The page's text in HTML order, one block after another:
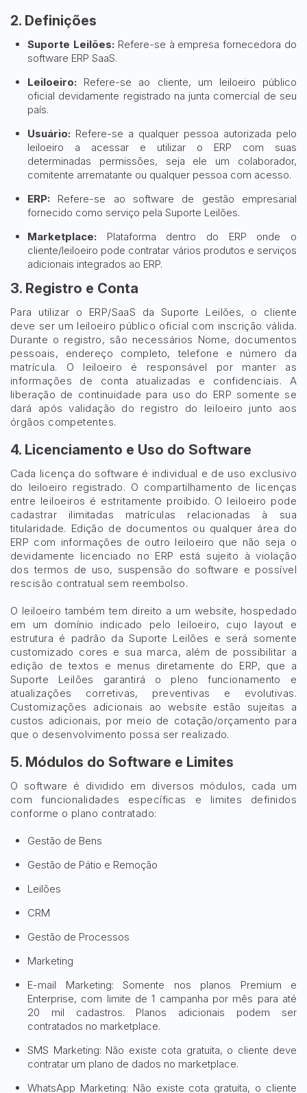
2. Definições
Suporte Leilões: Refere-se à empresa fornecedora do
software ERP SaaS.
Leiloeiro: Refere-se ao cliente, um leiloeiro público
oficial devidamente registrado na junta comercial de seu
país.
Usuário: Refere-se a qualquer pessoa autorizada pelo
leiloeiro a acessar e utilizar o ERP com suas
determinadas permissões, seja ele um colaborador,
comitente arrematante ou qualquer pessoa com acesso.
ERP: Refere-se ao software de gestão empresarial
fornecido como serviço pela Suporte Leilões.
Marketplace: Plataforma dentro do ERP onde o
cliente/leiloeiro pode contratar vários produtos e serviços
adicionais integrados ao ERP.
3. Registro e Conta
Para utilizar o ERP/SaaS da Suporte Leilões, o cliente
deve ser um leiloeiro público oficial com inscrição válida.
Durante o registro, são necessários Nome, documentos
pessoais, endereço completo, telefone e número da
matrícula. O leiloeiro é responsável por manter as
informações de conta atualizadas e confidenciais. A
liberação de continuidade para uso do ERP somente se
dará após validação do registro do leiloeiro junto aos
órgãos competentes.
4. Licenciamento e Uso do Software
Cada licença do software é individual e de uso exclusivo
do leiloeiro registrado. O compartilhamento de licenças
entre leiloeiros é estritamente proibido. O leiloeiro pode
cadastrar ilimitadas matrículas relacionadas à sua
titularidade. Edição de documentos ou qualquer área do
ERP com informações de outro leiloeiro que não seja o
devidamente licenciado no ERP está sujeito à violação
dos termos de uso, suspensão do software e possível
rescisão contratual sem reembolso.
O leiloeiro também tem direito a um website, hospedado
em um domínio indicado pelo leiloeiro, cujo layout e
estrutura é padrão da Suporte Leilões e será somente
customizado cores e sua marca, além de possibilitar a
edição de textos e menus diretamente do ERP, que a
Suporte Leilões garantirá o pleno funcionamento e
atualizações corretivas, preventivas e evolutivas.
Customizações adicionais ao website estão sujeitas a
custos adicionais, por meio de cotação/orçamento para
que o desenvolvimento possa ser realizado.
5. Módulos do Software e Limites
O software é dividido em diversos módulos, cada um
com funcionalidades específicas e limites definidos
conforme o plano contratado:
Gestão de Bens
Gestão de Pátio e Remoção
Leilões
CRM
Gestão de Processos
Marketing
E-mail Marketing: Somente nos planos Premium e
Enterprise, com limite de 1 campanha por mês para até
20 mil cadastros. Planos adicionais podem ser
contratados no marketplace.
SMS Marketing: Não existe cota gratuita, o cliente deve
contratar um plano de dados no marketplace.
WhatsApp Marketing: Não existe cota gratuita, o cliente